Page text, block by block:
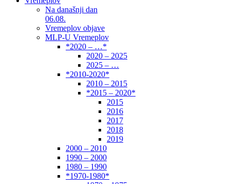
Na današnji dan
06.08.
Vremeplov objave
MLP-U Vremeplov
*2020 – …*
2020 – 2025
2025 – …
*2010-2020*
2010 – 2015
*2015 – 2020*
2015
2016
2017
2018
2019
2000 – 2010
1990 – 2000
1980 – 1990
*1970-1980*
1970 – 1975